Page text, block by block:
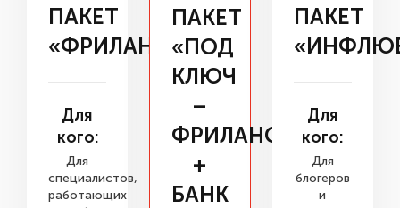
ПАКЕТ
«ФРИЛАНС»
Для
кого:
Для
специалистов,
работающих
ПАКЕТ
«ПОД
КЛЮЧ
–
ФРИЛАНС
+
БАНК
ПАКЕТ
Для
кого:
Для
блогеров
и